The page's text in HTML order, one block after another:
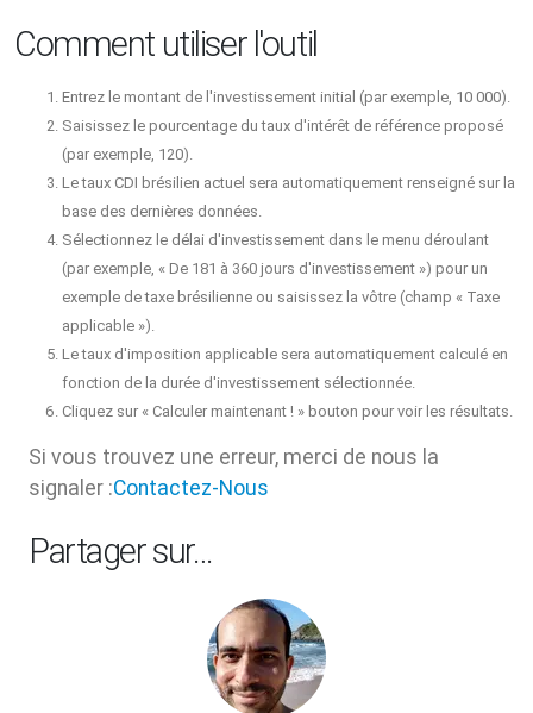
Comment utiliser l'outil
Entrez le montant de l'investissement initial (par exemple, 10 000).
Saisissez le pourcentage du taux d'intérêt de référence proposé
(par exemple, 120).
Le taux CDI brésilien actuel sera automatiquement renseigné sur la
base des dernières données.
Sélectionnez le délai d'investissement dans le menu déroulant
(par exemple, « De 181 à 360 jours d'investissement ») pour un
exemple de taxe brésilienne ou saisissez la vôtre (champ « Taxe
applicable »).
Le taux d'imposition applicable sera automatiquement calculé en
fonction de la durée d'investissement sélectionnée.
Cliquez sur « Calculer maintenant ! » bouton pour voir les résultats.
Si vous trouvez une erreur, merci de nous la
signaler :Contactez-Nous
Partager sur…